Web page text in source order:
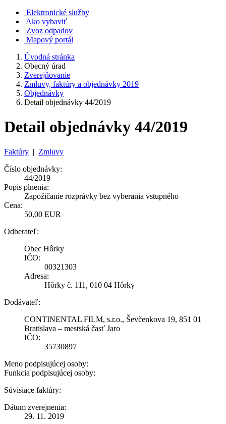
Elektronické služby
Ako vybaviť
Zvoz odpadov
Mapový portál
Úvodná stránka
Obecný úrad
Zverejňovanie
Zmluvy, faktúry a objednávky 2019
Objednávky
Detail objednávky 44/2019
Detail objednávky 44/2019
Faktúry | Zmluvy
Číslo objednávky:
44/2019
Popis plnenia:
Zapožičanie rozprávky bez vyberania vstupného
Cena:
50,00 EUR
Odberateľ:
Obec Hôrky
IČO:
00321303
Adresa:
Hôrky č. 111, 010 04 Hôrky
Dodávateľ:
CONTINENTAL FILM, s.r.o., Ševčenkova 19, 851 01
Bratislava – mestská časť Jaro
IČO:
35730897
Meno podpisujúcej osoby:
Funkcia podpisujúcej osoby:
Súvisiace faktúry:
Dátum zverejnenia:
29. 11. 2019